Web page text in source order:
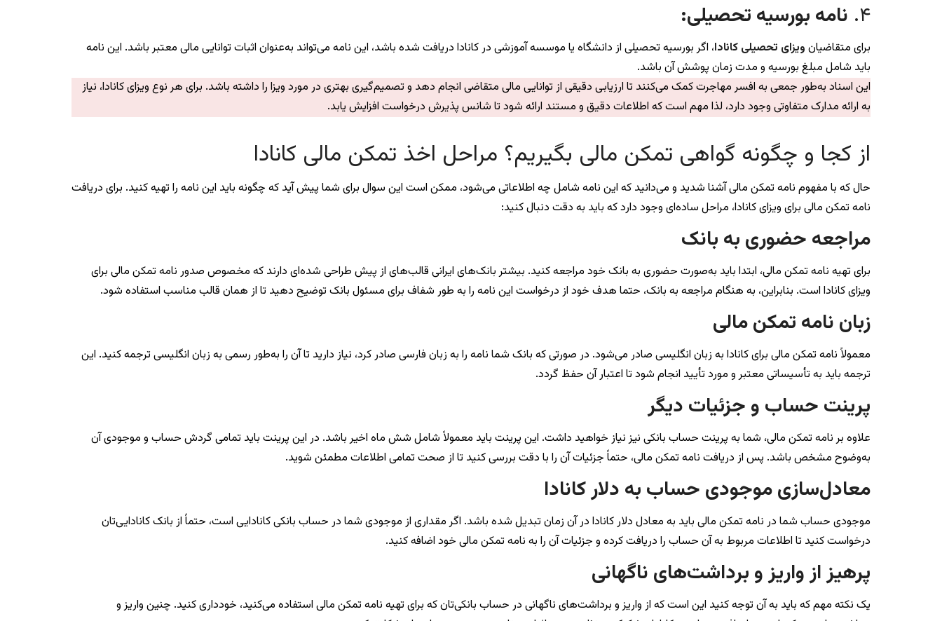
۴. نامه بورسیه تحصیلی:
برای متقاضیان ویزای تحصیلی کانادا، اگر بورسیه تحصیلی از دانشگاه یا موسسه آموزشی در کانادا دریافت شده باشد، این نامه می‌تواند به‌عنوان اثبات توانایی مالی معتبر باشد. این نامه
باید شامل مبلغ بورسیه و مدت زمان پوشش آن باشد.
این اسناد به‌طور جمعی به افسر مهاجرت کمک می‌کنند تا ارزیابی دقیقی از توانایی مالی متقاضی انجام دهد و تصمیم‌گیری بهتری در مورد ویزا را داشته باشد. برای هر نوع ویزای کانادا، نیاز
به ارائه مدارک متفاوتی وجود دارد، لذا مهم است که اطلاعات دقیق و مستند ارائه شود تا شانس پذیرش درخواست افزایش یابد.
از کجا و چگونه گواهی تمکن مالی بگیریم؟ مراحل اخذ تمکن مالی کانادا
حال که با مفهوم نامه تمکن مالی آشنا شدید و می‌دانید که این نامه شامل چه اطلاعاتی می‌شود، ممکن است این سوال برای شما پیش آید که چگونه باید این نامه را تهیه کنید. برای دریافت
نامه تمکن مالی برای ویزای کانادا، مراحل ساده‌ای وجود دارد که باید به دقت دنبال کنید:
مراجعه حضوری به بانک
برای تهیه نامه تمکن مالی، ابتدا باید به‌صورت حضوری به بانک خود مراجعه کنید. بیشتر بانک‌های ایرانی قالب‌های از پیش طراحی شده‌ای دارند که مخصوص صدور نامه تمکن مالی برای
ویزای کانادا است. بنابراین، به هنگام مراجعه به بانک، حتما هدف خود از درخواست این نامه را به طور شفاف برای مسئول بانک توضیح دهید تا از همان قالب مناسب استفاده شود.
زبان نامه تمکن مالی
معمولاً نامه تمکن مالی برای کانادا به زبان انگلیسی صادر می‌شود. در صورتی که بانک شما نامه را به زبان فارسی صادر کرد، نیاز دارید تا آن را به‌طور رسمی به زبان انگلیسی ترجمه کنید. این
ترجمه باید به تأسیساتی معتبر و مورد تأیید انجام شود تا اعتبار آن حفظ گردد.
پرینت حساب و جزئیات دیگر
علاوه بر نامه تمکن مالی، شما به پرینت حساب بانکی نیز نیاز خواهید داشت. این پرینت باید معمولاً شامل شش ماه اخیر باشد. در این پرینت باید تمامی گردش حساب و موجودی آن
به‌وضوح مشخص باشد. پس از دریافت نامه تمکن مالی، حتماً جزئیات آن را با دقت بررسی کنید تا از صحت تمامی اطلاعات مطمئن شوید.
معادل‌سازی موجودی حساب به دلار کانادا
موجودی حساب شما در نامه تمکن مالی باید به معادل دلار کانادا در آن زمان تبدیل شده باشد. اگر مقداری از موجودی شما در حساب بانکی کانادایی است، حتماً از بانک کانادایی‌تان
درخواست کنید تا اطلاعات مربوط به آن حساب را دریافت کرده و جزئیات آن را به نامه تمکن مالی خود اضافه کنید.
پرهیز از واریز و برداشت‌های ناگهانی
یک نکته مهم که باید به آن توجه کنید این است که از واریز و برداشت‌های ناگهانی در حساب بانکی‌تان که برای تهیه نامه تمکن مالی استفاده می‌کنید، خودداری کنید. چنین واریز و